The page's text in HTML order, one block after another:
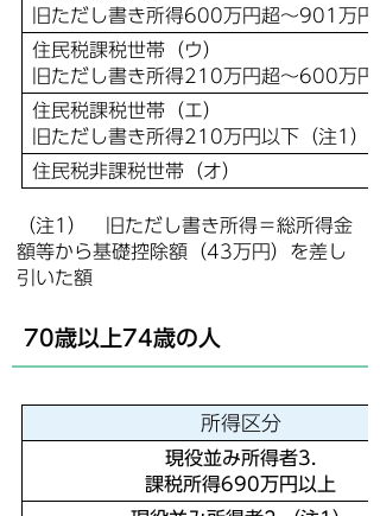
旧ただし書き所得600万円超～901万円
住民税課税世帯（ウ）
旧ただし書き所得210万円超～600万円
住民税課税世帯（エ）
旧ただし書き所得210万円以下（注1）
住民税非課税世帯（オ）
（注1） 旧ただし書き所得＝総所得金
額等から基礎控除額（43万円）を差し
引いた額
70歳以上74歳の人
所得区分
現役並み所得者3.
課税所得690万円以上